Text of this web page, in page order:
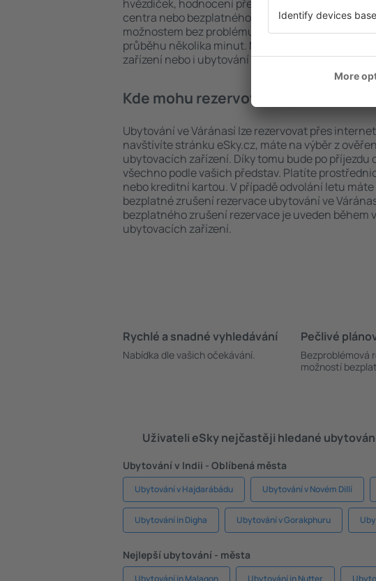
hvězdiček, hodnocení předchozích návštěvníků,
centra nebo bezplatného zrušení rezervace. Díky
možnostem bez problému najdete ubytování ve
průběhu několika minut. Můžete rezervovat pouze
zařízení nebo i ubytování s letem.
Kde mohu rezervovat ubytování ve
Ubytování ve Váránasí lze rezervovat přes
navštívíte stránku eSky.cz, máte na výběr z
ubytovacích zařízení. Díky tomu bude po příjezdu
všechno podle vašich představ. Platíte
nebo kreditní kartou. V případě odvolání letu máte
bezplatné zrušení rezervace ubytování ve
bezplatného zrušení rezervace je uveden během
ubytovacích zařízení.
Rychlé a snadné vyhledávání
Nabídka dle vašich očekávání.
Pečlivé
Bezproblémová
možností
Uživateli eSky nejčastěji hledané
Ubytování v Indii - Oblíbená města
Ubytování v Hajdarábádu Ubytování v Novém Dillí
Ubytování in Digha Ubytování v Gorakphuru
Nejlepší ubytování - města
Ubytování in Malagon Ubytování in Nutter